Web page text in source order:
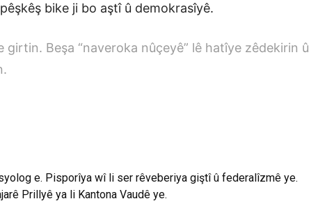
bike ji bo aştî û demokrasîyê.
Beşa “naveroka nûçeyê” lê hatîye zêdekirin û
e. Pisporîya wî li ser rêveberiya giştî û federalîzmê ye.
Prillyê ya li Kantona Vaudê ye.